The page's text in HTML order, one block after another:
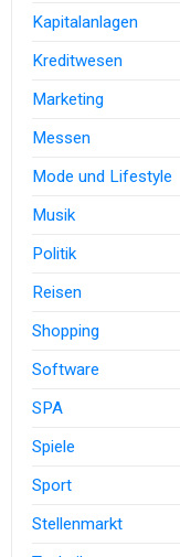
Kapitalanlagen
Kreditwesen
Marketing
Messen
Mode und Lifestyle
Musik
Politik
Reisen
Shopping
Software
SPA
Spiele
Sport
Stellenmarkt